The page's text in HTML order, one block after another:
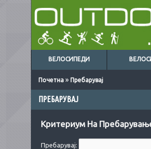
ВЕЛОСИПЕДИ
Почетна » Пребарувај
ПРЕБАРУВАЈ
Критериум На
Пребарувај: